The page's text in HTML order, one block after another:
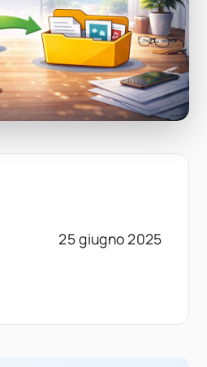
25 giugno 2025